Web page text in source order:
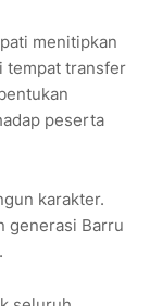
menitipkan
tempat transfer
peserta
karakter.
generasi Barru